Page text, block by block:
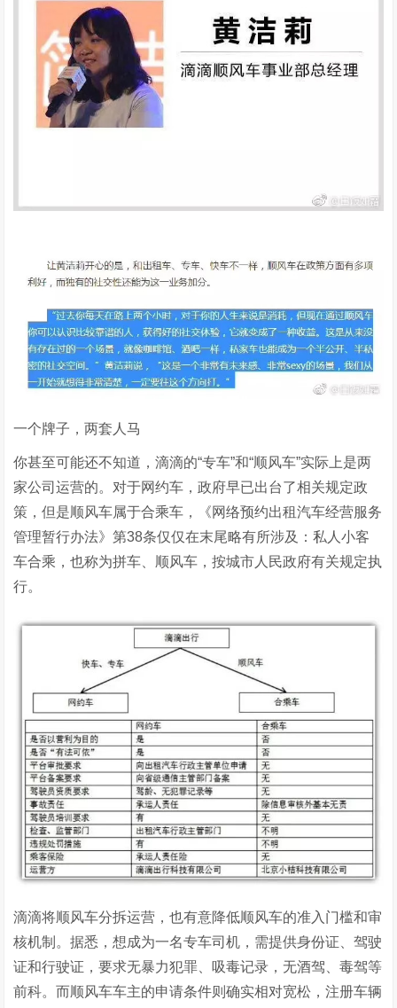
一个牌子，两套人马
你甚至可能还不知道，滴滴的“专车”和“顺风车”实际上是两
家公司运营的。对于网约车，政府早已出台了相关规定政
策，但是顺风车属于合乘车，《网络预约出租汽车经营服务
管理暂行办法》第38条仅仅在末尾略有所涉及：私人小客
车合乘，也称为拼车、顺风车，按城市人民政府有关规定执
行。
滴滴将顺风车分拆运营，也有意降低顺风车的准入门槛和审
核机制。据悉，想成为一名专车司机，需提供身份证、驾驶
证和行驶证，要求无暴力犯罪、吸毒记录，无酒驾、毒驾等
前科。而顺风车车主的申请条件则确实相对宽松，注册车辆